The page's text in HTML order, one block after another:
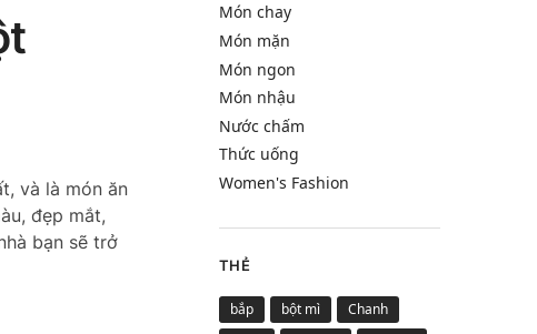
và là món ăn
đẹp mắt,
bạn sẽ trở
Món chay
Món mặn
Món ngon
Món nhậu
Nước chấm
Thức uống
Women's Fashion
THẺ
bắp bột mì
Chanh